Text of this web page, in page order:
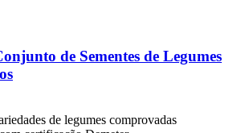
de Sementes de Legumes
de legumes comprovadas